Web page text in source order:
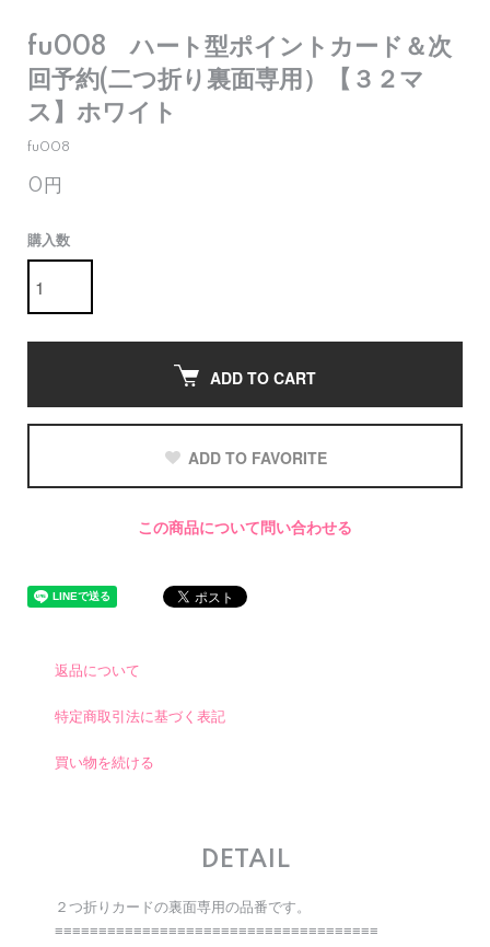
fu008 ハート型ポイントカード＆次
回予約(二つ折り裏面専用）【３２マ
ス】ホワイト
fu008
0円
購入数
ADD TO CART
ADD TO FAVORITE
この商品について問い合わせる
返品について
特定商取引法に基づく表記
買い物を続ける
DETAIL
２つ折りカードの裏面専用の品番です。
≡≡≡≡≡≡≡≡≡≡≡≡≡≡≡≡≡≡≡≡≡≡≡≡≡≡≡≡≡≡≡≡≡≡≡≡≡